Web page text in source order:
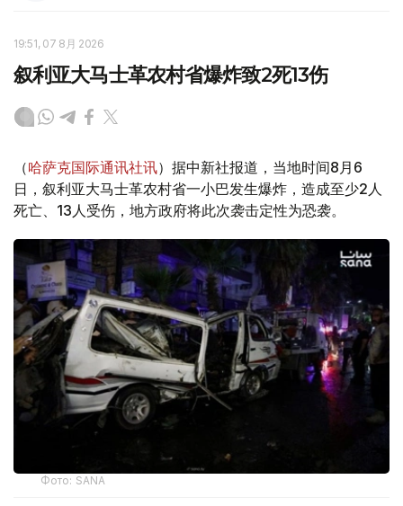
19:51, 07 8月 2026
叙利亚大马士革农村省爆炸致2死13伤
（哈萨克国际通讯社讯）据中新社报道，当地时间8月6
日，叙利亚大马士革农村省一小巴发生爆炸，造成至少2人
死亡、13人受伤，地方政府将此次袭击定性为恐袭。
Фото: SANA